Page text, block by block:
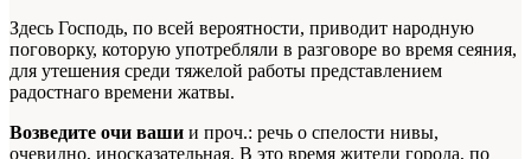
Здесь Господь, по всей вероятности, приводит народную
поговорку, которую употребляли в разговоре во время сеяния,
для утешения среди тяжелой работы представлением
радостнаго времени жатвы.
Возведите очи ваши и проч.: речь о спелости нивы,
очевидно, иносказательная. В это время жители города, по